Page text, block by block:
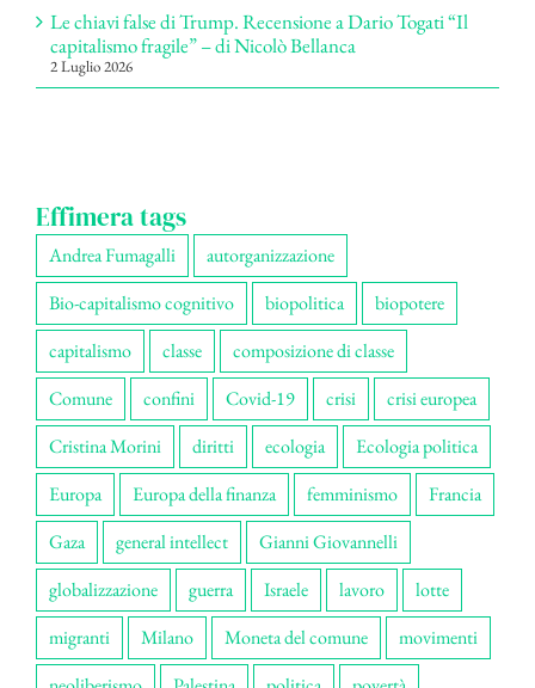
Le chiavi false di Trump. Recensione a Dario Togati “Il
capitalismo fragile” – di Nicolò Bellanca
2 Luglio 2026
Effimera tags
Andrea Fumagalli
autorganizzazione
Bio-capitalismo cognitivo
biopolitica
biopotere
capitalismo
classe
composizione di classe
Comune
confini Covid-19 crisi
crisi europea
Cristina Morini
diritti ecologia
Ecologia politica
Europa
Europa della finanza femminismo
Francia
Gaza
general intellect
Gianni Giovannelli
globalizzazione
guerra Israele lavoro
lotte
migranti
Milano Moneta del comune
movimenti